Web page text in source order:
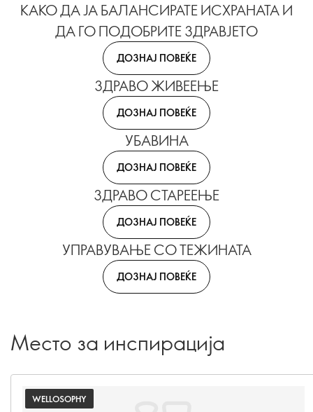
КАКО ДА ЈА БАЛАНСИРАТЕ ИСХРАНАТА И
ДА ГО ПОДОБРИТЕ ЗДРАВЈЕТО
ДОЗНАЈ ПОВЕЌЕ
ЗДРАВО ЖИВЕЕЊЕ
ДОЗНАЈ ПОВЕЌЕ
УБАВИНА
ДОЗНАЈ ПОВЕЌЕ
ЗДРАВО СТАРЕЕЊЕ
ДОЗНАЈ ПОВЕЌЕ
УПРАВУВАЊЕ СО ТЕЖИНАТА
ДОЗНАЈ ПОВЕЌЕ
Место за инспирација
WELLOSOPHY